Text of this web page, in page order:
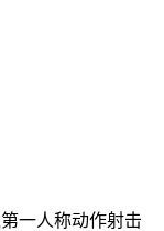
一人称动作射击